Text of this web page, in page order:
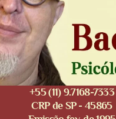
+55 (11) 9.7168-7333
CRP de SP - 45865